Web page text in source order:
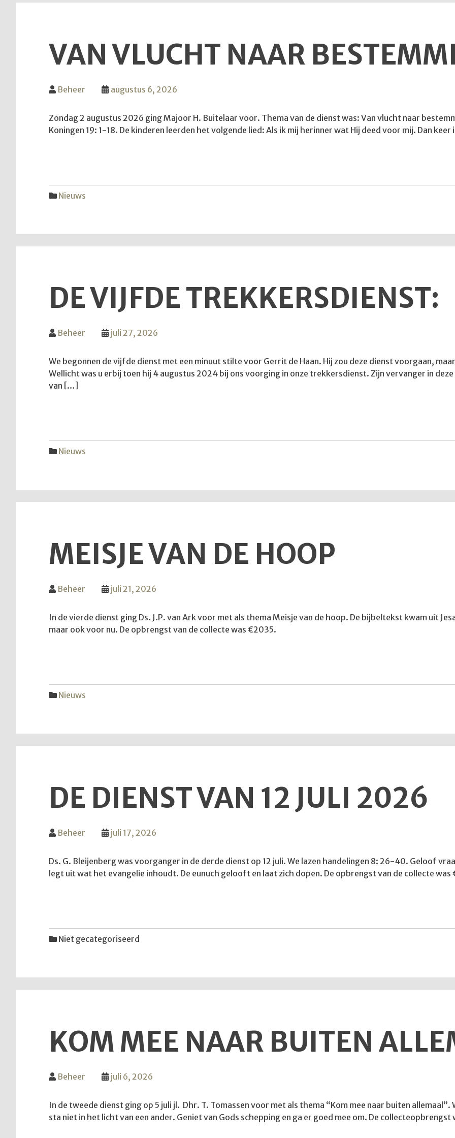
VAN VLUCHT NAAR
Beheer augustus 6, 2026
Zondag 2 augustus 2026 ging Majoor H. Buitelaar voor. Thema van de dienst was: Van vlucht naar
Koningen 19: 1-18. De kinderen leerden het volgende lied: Als ik mij herinner wat Hij deed voor mij. Dan
Nieuws
DE VIJFDE TREKKERSDIENST:
Beheer juli 27, 2026
We begonnen de vijfde dienst met een minuut stilte voor Gerrit de Haan. Hij zou deze dienst voorgaan,
Wellicht was u erbij toen hij 4 augustus 2024 bij ons voorging in onze trekkersdienst. Zijn vervanger in
van […]
Nieuws
MEISJE VAN DE HOOP
Beheer juli 21, 2026
In de vierde dienst ging Ds. J.P. van Ark voor met als thema Meisje van de hoop. De bijbeltekst kwam uit
maar ook voor nu. De opbrengst van de collecte was €2035.
Nieuws
DE DIENST VAN 12 JULI 2026
Beheer juli 17, 2026
Ds. G. Bleijenberg was voorganger in de derde dienst op 12 juli. We lazen handelingen 8: 26-40. Geloof
legt uit wat het evangelie inhoudt. De eunuch gelooft en laat zich dopen. De opbrengst van de collecte was
Niet gecategoriseerd
KOM MEE NAAR BUITEN
Beheer juli 6, 2026
In de tweede dienst ging op 5 juli jl. Dhr. T. Tomassen voor met als thema “Kom mee naar buiten
sta niet in het licht van een ander. Geniet van Gods schepping en ga er goed mee om. De collecteopbrengst